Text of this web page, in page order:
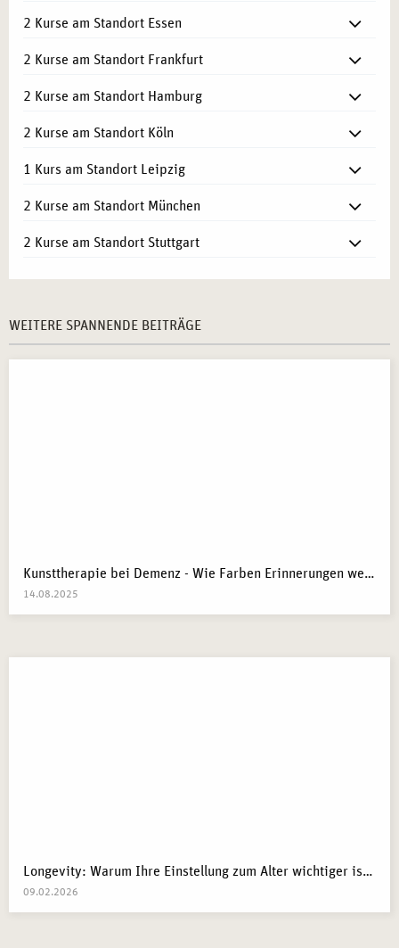
2 Kurse am Standort Essen
2 Kurse am Standort Frankfurt
2 Kurse am Standort Hamburg
2 Kurse am Standort Köln
1 Kurs am Standort Leipzig
2 Kurse am Standort München
2 Kurse am Standort Stuttgart
WEITERE SPANNENDE BEITRÄGE
Kunsttherapie bei Demenz - Wie Farben Erinnerungen wecken
14.08.2025
Longevity: Warum Ihre Einstellung zum Alter wichtiger ist als Ihre Gene
09.02.2026